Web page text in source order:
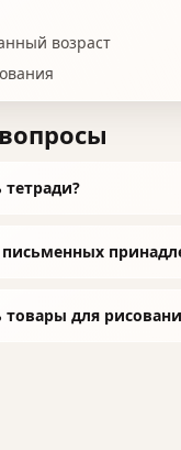
возраст
товары для